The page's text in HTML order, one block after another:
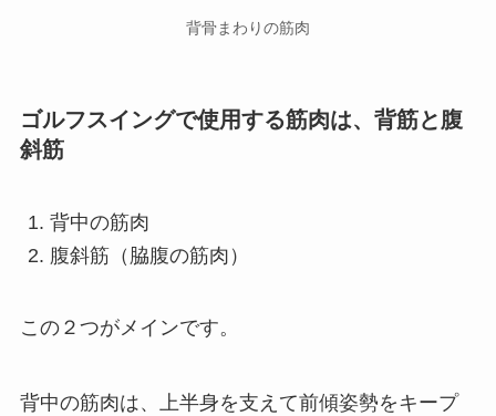
背骨まわりの筋肉
ゴルフスイングで使用する筋肉は、背筋と腹
斜筋
背中の筋肉
腹斜筋（脇腹の筋肉）
この２つがメインです。
背中の筋肉は、上半身を支えて前傾姿勢をキープ